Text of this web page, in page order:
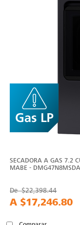
SECADORA A GAS 7.2
MABE -
De$22,398.44
A $17,246.80